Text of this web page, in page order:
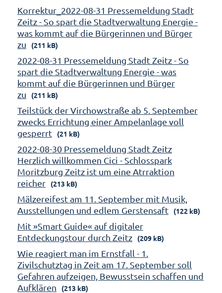
Korrektur_2022-08-31 Pressemeldung Stadt
Zeitz - So spart die Stadtverwaltung Energie -
was kommt auf die Bürgerinnen und Bürger
zu
(211 kB)
2022-08-31 Pressemeldung Stadt Zeitz - So
spart die Stadtverwaltung Energie - was
kommt auf die Bürgerinnen und Bürger
zu
(211 kB)
Teilstück der Virchowstraße ab 5. September
zwecks Errichtung einer Ampelanlage voll
gesperrt
(21 kB)
2022-08-30 Pressemeldung Stadt Zeitz
Herzlich willkommen Cici - Schlosspark
Moritzburg Zeitz ist um eine Atrraktion
reicher
(213 kB)
Mälzereifest am 11. September mit Musik,
Ausstellungen und edlem Gerstensaft
(122 kB)
Mit »Smart Guide« auf digitaler
Entdeckungstour durch Zeitz
(209 kB)
Wie reagiert man im Ernstfall - 1.
Zivilschutztag in Zeit am 17. September soll
Gefahren aufzeigen, Bewusstsein schaffen und
Aufklären
(213 kB)